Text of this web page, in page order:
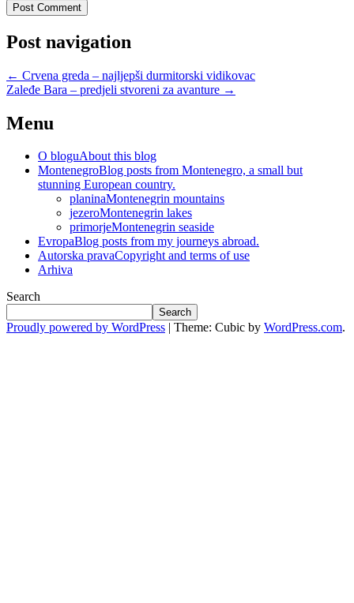
Post navigation
← Crvena greda – najljepši durmitorski vidikovac
Zaleđe Bara – predjeli stvoreni za avanture →
Menu
O bloguAbout this blog
MontenegroBlog posts from Montenegro, a small but
stunning European country.
planinaMontenegrin mountains
jezeroMontenegrin lakes
primorjeMontenegrin seaside
EvropaBlog posts from my journeys abroad.
Autorska pravaCopyright and terms of use
Arhiva
Search
Search
Proudly powered by WordPress Theme: Cubic by WordPress.com.